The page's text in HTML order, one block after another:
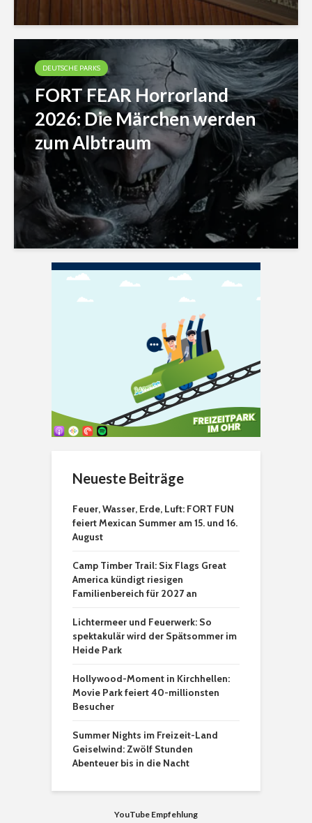
DEUTSCHE PARKS
FORT FEAR Horrorland
2026: Die Märchen werden
zum Albtraum
Neueste Beiträge
Feuer, Wasser, Erde, Luft: FORT FUN
feiert Mexican Summer am 15. und 16.
August
Camp Timber Trail: Six Flags Great
America kündigt riesigen
Familienbereich für 2027 an
Lichtermeer und Feuerwerk: So
spektakulär wird der Spätsommer im
Heide Park
Hollywood-Moment in Kirchhellen:
Movie Park feiert 40-millionsten
Besucher
Summer Nights im Freizeit-Land
Geiselwind: Zwölf Stunden
Abenteuer bis in die Nacht
YouTube Empfehlung